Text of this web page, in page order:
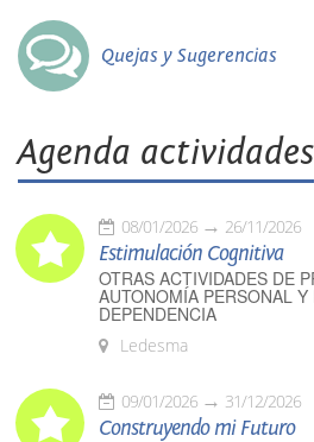
Quejas y Sugerencias
Agenda actividades
08/01/2026 26/11/2026
Estimulación Cognitiva
OTRAS ACTIVIDADES DE
AUTONOMÍA PERSONAL
DEPENDENCIA
Ledesma
09/01/2026 31/12/2026
Construyendo mi Futuro